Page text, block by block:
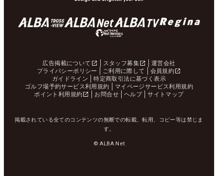
広告掲載について スタッフ募集
運営会社
プライバシーポリシー
ご利用に際して
会員規約
ガイドライン
特定商取引法に基づく表示
ゴルフ場予約サービス利用規約
マイページサービス利用規約
ポイント利用規約
お問合せ ヘルプ サイトマップ
掲載されている全てのコンテンツの無断での転載、転用、コピー等は禁じま
す。
© ALBA Net